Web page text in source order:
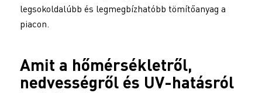
legsokoldalúbb és legmegbízhatóbb tömítőanyag a
piacon.
Amit a hőmérsékletről,
nedvességről és UV-hatásról